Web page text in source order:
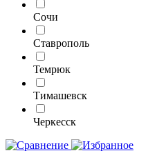
Сочи
Ставрополь
Темрюк
Тимашевск
Черкесск